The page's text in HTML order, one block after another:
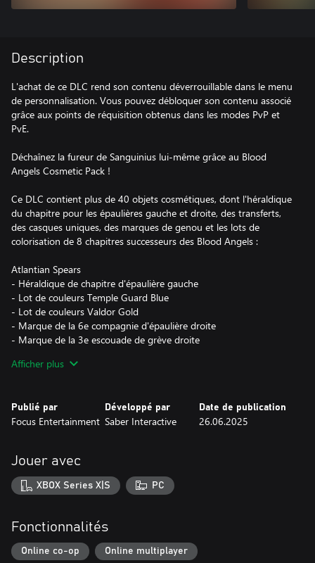
Description
L'achat de ce DLC rend son contenu déverrouillable dans le menu
de personnalisation. Vous pouvez débloquer son contenu associé
grâce aux points de réquisition obtenus dans les modes PvP et
PvE.
Déchaînez la fureur de Sanguinius lui-même grâce au Blood
Angels Cosmetic Pack !
Ce DLC contient plus de 40 objets cosmétiques, dont l'héraldique
du chapitre pour les épaulières gauche et droite, des transferts,
des casques uniques, des marques de genou et les lots de
colorisation de 8 chapitres successeurs des Blood Angels :
Atlantian Spears
- Héraldique de chapitre d'épaulière gauche
- Lot de couleurs Temple Guard Blue
- Lot de couleurs Valdor Gold
- Marque de la 6e compagnie d'épaulière droite
- Marque de la 3e escouade de grève droite
- Lot de couleurs Blood Angels Red
- Marque de la 5e escouade de grève droite
- Casque Mk X à œil bionique
Flesh Eaters
- Héraldique de chapitre d'épaulière gauche
- Lot de couleurs Wazdakka Red
- Marque de la 7e escouade de grève gauche
Afficher plus
Publié par
Focus Entertainment
Développé par
Saber Interactive
Date de publication
26.06.2025
Jouer avec
XBOX Series X|S PC
Fonctionnalités
Online co-op Online multiplayer